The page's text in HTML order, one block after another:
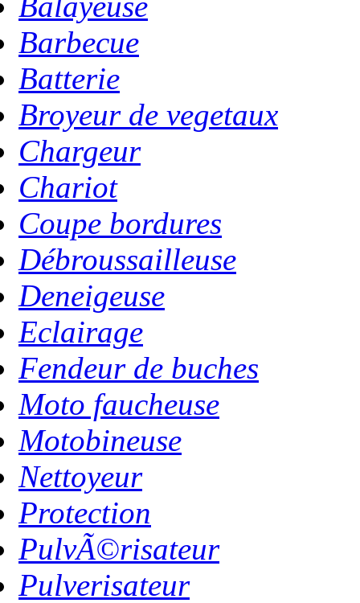
Barbecue
Batterie
Broyeur de vegetaux
Chargeur
Chariot
Coupe bordures
Débroussailleuse
Deneigeuse
Eclairage
Fendeur de buches
Moto faucheuse
Motobineuse
Nettoyeur
Protection
PulvÃ©risateur
Pulverisateur